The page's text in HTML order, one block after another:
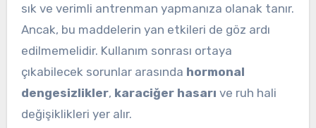
sık ve verimli antrenman yapmanıza olanak tanır.
Ancak, bu maddelerin yan etkileri de göz ardı
edilmemelidir. Kullanım sonrası ortaya
çıkabilecek sorunlar arasında hormonal
dengesizlikler, karaciğer hasarı ve ruh hali
değişiklikleri yer alır.